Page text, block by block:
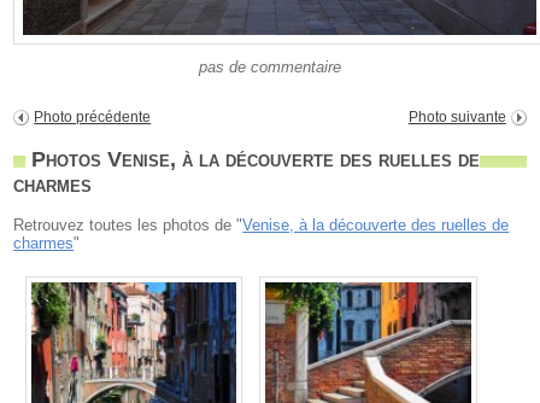
pas de commentaire
Photo précédente Photo suivante
Photos Venise, à la découverte des ruelles de
charmes
Retrouvez toutes les photos de "Venise, à la découverte des ruelles de
charmes"